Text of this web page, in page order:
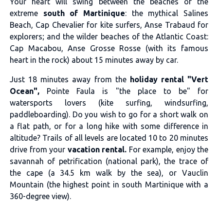
extreme south of Martinique: the mythical Salines
Beach, Cap Chevalier for kite surfers, Anse Trabaud for
explorers; and the wilder beaches of the Atlantic Coast:
Cap Macabou, Anse Grosse Rosse (with its famous
heart in the rock) about 15 minutes away by car.
Just 18 minutes away from theholiday rental "Vert
Ocean", Pointe Faula is "the place to be" for
watersports lovers (kite surfing, windsurfing,
paddleboarding). Do you wish to go for a short walk on
a flat path, or for a long hike with some difference in
altitude? Trails of all levels are located 10 to 20 minutes
drive from your vacation rental. For example, enjoy the
savannah of petrification (national park), the trace of
the cape (a 34.5 km walk by the sea), or Vauclin
Mountain (the highest point in south Martinique with a
360-degree view).